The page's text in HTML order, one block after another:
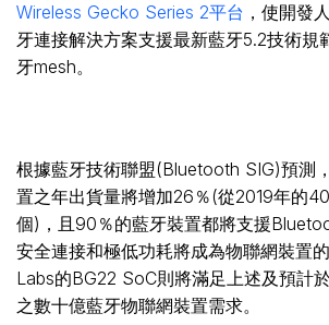
Wireless Gecko Series 2平台 ，使開發
牙連接解決方案支援最新藍牙5.2技術規
牙mesh。
根據藍牙技術聯盟(Bluetooth SIG)預測
置之年出貨量將增加26％(從2019年的
個)，且90％的藍牙裝置都將支援
安全連接和極低功耗將成為物聯網裝置
Labs的BG22 SoC則將滿足上述及預計
之數十億藍牙物聯網裝置需求。